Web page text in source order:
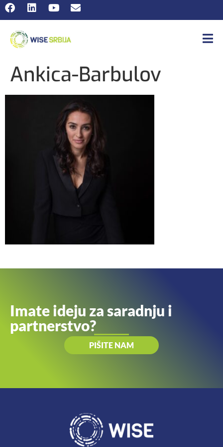
Ankica-Barbulov
Imate ideju za saradnju i
partnerstvo?
PIŠITE NAM